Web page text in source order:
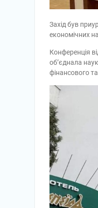
Захід був
економічних
Конференція
об’єднала
фінансового